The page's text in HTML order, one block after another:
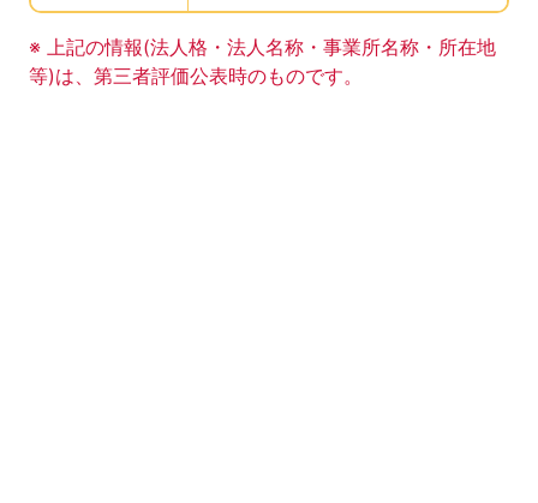
事業所の基礎データの読み上げは以上です。
※ 上記の情報(法人格・法人名称・事業所名称・所在地
等)は、第三者評価公表時のものです。